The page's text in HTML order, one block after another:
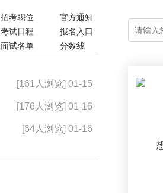
招考职位
官方通知
考试日程
报名入口
面试名单
分数线
证书领取
[161人浏览] 01-15
[176人浏览] 01-16
[64人浏览] 01-16